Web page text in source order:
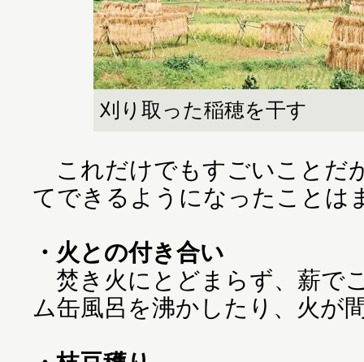
刈り取った稲穂を干す
これだけでもすごいことだ
てできるようになったことは
・火との付き合い
焚き火にとどまらず、薪で
ム缶風呂を沸かしたり、火が